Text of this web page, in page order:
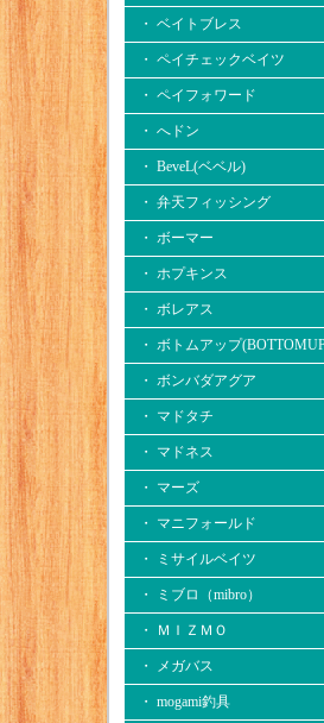
・ ベイトブレス
・ ペイチェックベイツ
・ ペイフォワード
・ へドン
・ BeveL(ベベル)
・ 弁天フィッシング
・ ボーマー
・ ホプキンス
・ ボレアス
・ ボトムアップ
・ ボンバダアグア
・ マドタチ
・ マドネス
・ マーズ
・ マニフォールド
・ ミサイルベイツ
・ ミブロ（mibro）
・ ＭＩＺＭＯ
・ メガバス
・ mogami釣具